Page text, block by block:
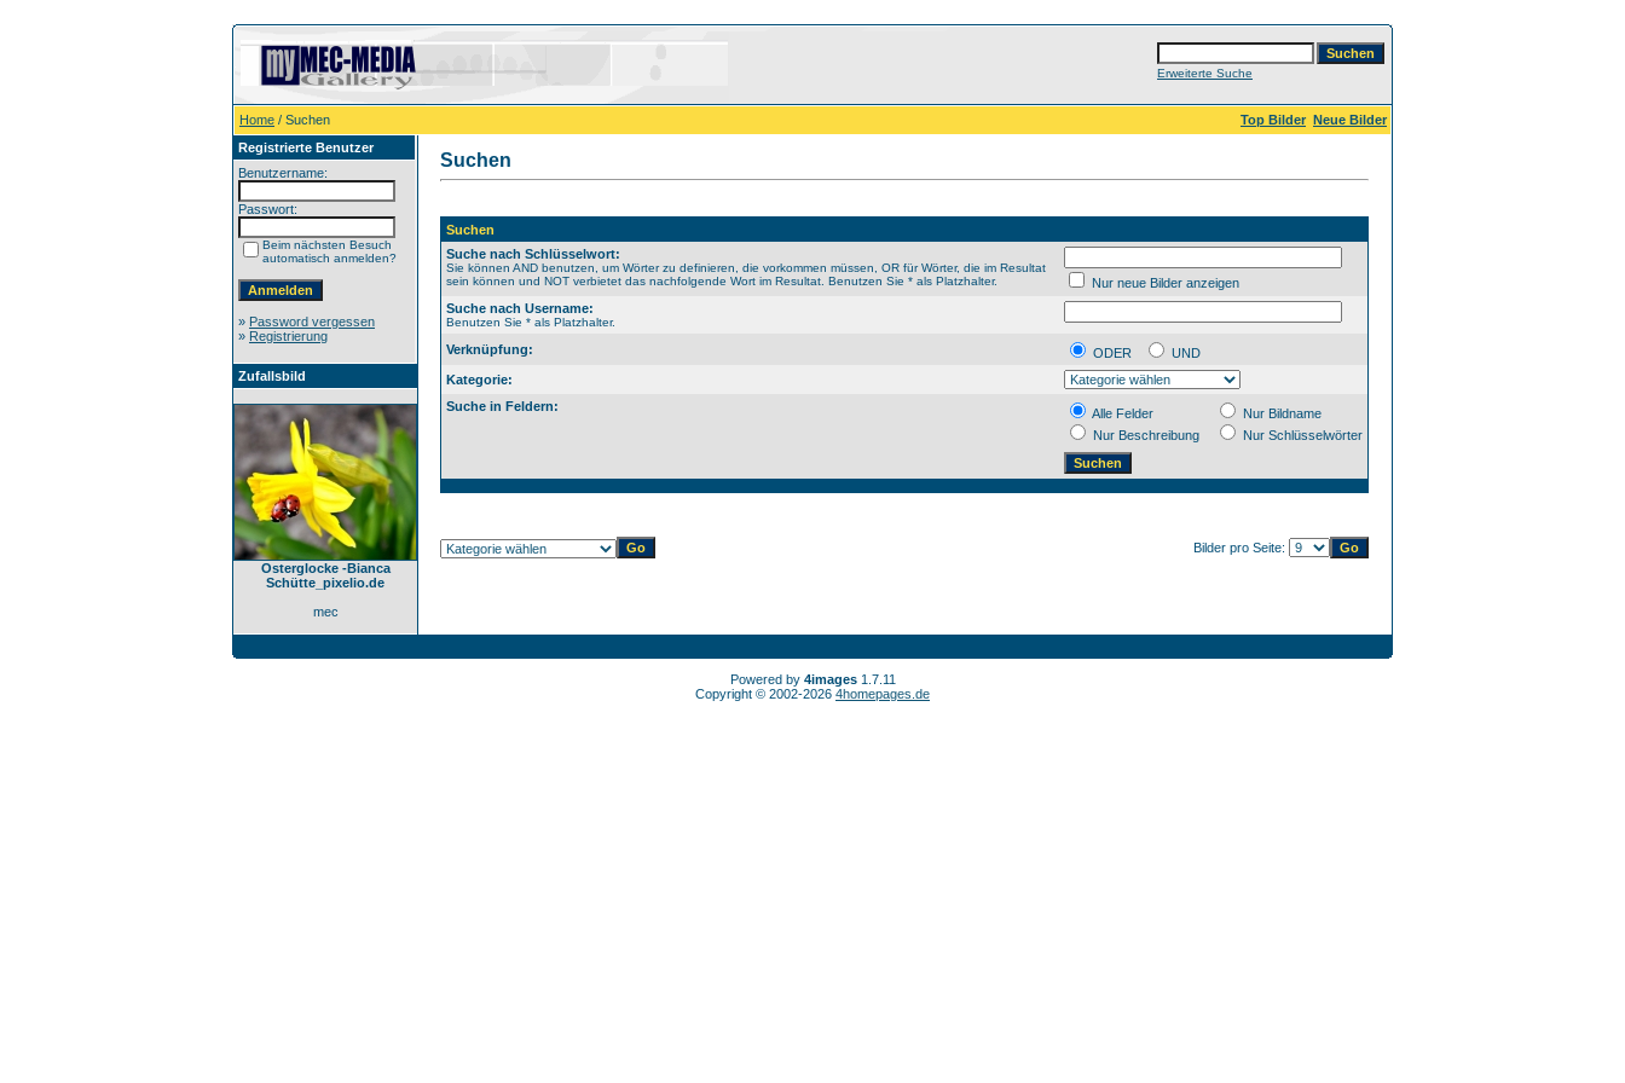
Erweiterte Suche
Home / Suchen Top Bilder Neue Bilder
Registrierte Benutzer
Benutzername:
Passwort:
Beim nächsten Besuch
automatisch anmelden?
» Password vergessen
» Registrierung
Zufallsbild
Osterglocke -Bianca
Schütte_pixelio.de
mec
Suchen
Suchen
Suche nach Schlüsselwort:
Sie können AND benutzen, um Wörter zu definieren, die vorkommen müssen, OR für Wörter, die im Resultat
sein können und NOT verbietet das nachfolgende Wort im Resultat. Benutzen Sie * als Platzhalter.
Nur neue Bilder anzeigen
Suche nach Username:
Benutzen Sie * als Platzhalter.
Verknüpfung: ODER
UND
Kategorie:
Suche in Feldern:
Alle Felder
Nur Bildname
Nur Beschreibung
Nur Schlüsselwörter
Bilder pro Seite:
Powered by 4images1.7.11
Copyright © 2002-2026 4homepages.de